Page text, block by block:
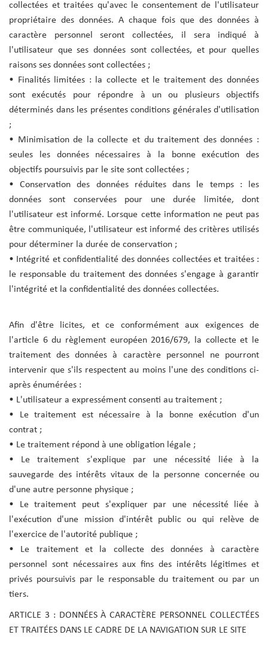
collectées et traitées qu'avec le consentement de l'utilisateur
propriétaire des données. A chaque fois que des données à
caractère personnel seront collectées, il sera indiqué à
l'utilisateur que ses données sont collectées, et pour quelles
raisons ses données sont collectées ;
• Finalités limitées : la collecte et le traitement des données
sont exécutés pour répondre à un ou plusieurs objectifs
déterminés dans les présentes conditions générales d'utilisation
;
• Minimisation de la collecte et du traitement des données :
seules les données nécessaires à la bonne exécution des
objectifs poursuivis par le site sont collectées ;
• Conservation des données réduites dans le temps : les
données sont conservées pour une durée limitée, dont
l'utilisateur est informé. Lorsque cette information ne peut pas
être communiquée, l'utilisateur est informé des critères utilisés
pour déterminer la durée de conservation ;
• Intégrité et confidentialité des données collectées et traitées :
le responsable du traitement des données s'engage à garantir
l'intégrité et la confidentialité des données collectées.
Afin d'être licites, et ce conformément aux exigences de
l'article 6 du règlement européen 2016/679, la collecte et le
traitement des données à caractère personnel ne pourront
intervenir que s'ils respectent au moins l'une des conditions ci-
après énumérées :
• L'utilisateur a expressément consenti au traitement ;
• Le traitement est nécessaire à la bonne exécution d'un
contrat ;
• Le traitement répond à une obligation légale ;
• Le traitement s'explique par une nécessité liée à la
sauvegarde des intérêts vitaux de la personne concernée ou
d'une autre personne physique ;
• Le traitement peut s'expliquer par une nécessité liée à
l'exécution d'une mission d'intérêt public ou qui relève de
l'exercice de l'autorité publique ;
• Le traitement et la collecte des données à caractère
personnel sont nécessaires aux fins des intérêts légitimes et
privés poursuivis par le responsable du traitement ou par un
tiers.
ARTICLE 3 : DONNÉES À CARACTÈRE PERSONNEL COLLECTÉES
ET TRAITÉES DANS LE CADRE DE LA NAVIGATION SUR LE SITE